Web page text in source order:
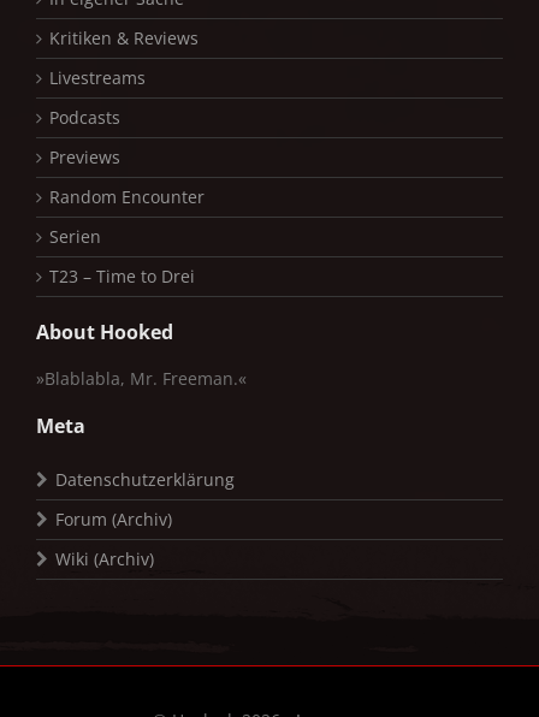
Kritiken & Reviews
Livestreams
Podcasts
Previews
Random Encounter
Serien
T23 – Time to Drei
About Hooked
»Blablabla, Mr. Freeman.«
Meta
Datenschutzerklärung
Forum (Archiv)
Wiki (Archiv)